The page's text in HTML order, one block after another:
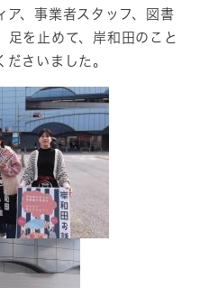
、事業者スタッフ、図書
足を止めて、岸和田のこと
さいました。